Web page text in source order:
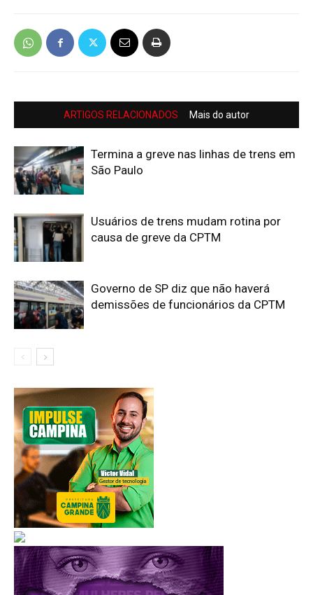
ARTIGOS RELACIONADOS Mais do autor
Termina a greve nas linhas de trens em
São Paulo
Usuários de trens mudam rotina por
causa de greve da CPTM
Governo de SP diz que não haverá
demissões de funcionários da CPTM